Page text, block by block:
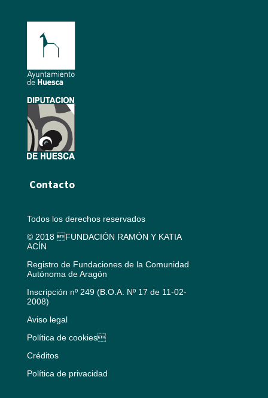
Contacto
Todos los derechos reservados
© 2018 FUNDACIÓN RAMÓN Y KATIA
ACÍN
Registro de Fundaciones de la Comunidad
Autónoma de Aragón
Inscripción nº 249 (B.O.A. Nº 17 de 11-02-
2008)
Aviso legal
Política de cookies
Créditos
Política de privacidad